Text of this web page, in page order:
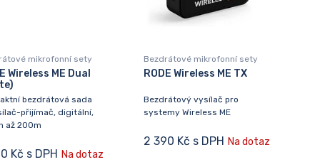
mikrofonní sety
Wireless ME Dual
bezdrátová sada
přijímač, digitální,
až 200m
Kč s DPH Na dotaz
Bezdrátové mikrofonní sety
RODE Wireless ME TX
Bezdrátový vysílač pro
systemy Wireless ME
2 390 Kč s DPH Na dotaz